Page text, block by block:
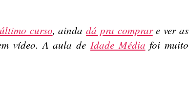
curso, aindadá pra comprare ver as
vídeo. A aula de Idade Média foi muito